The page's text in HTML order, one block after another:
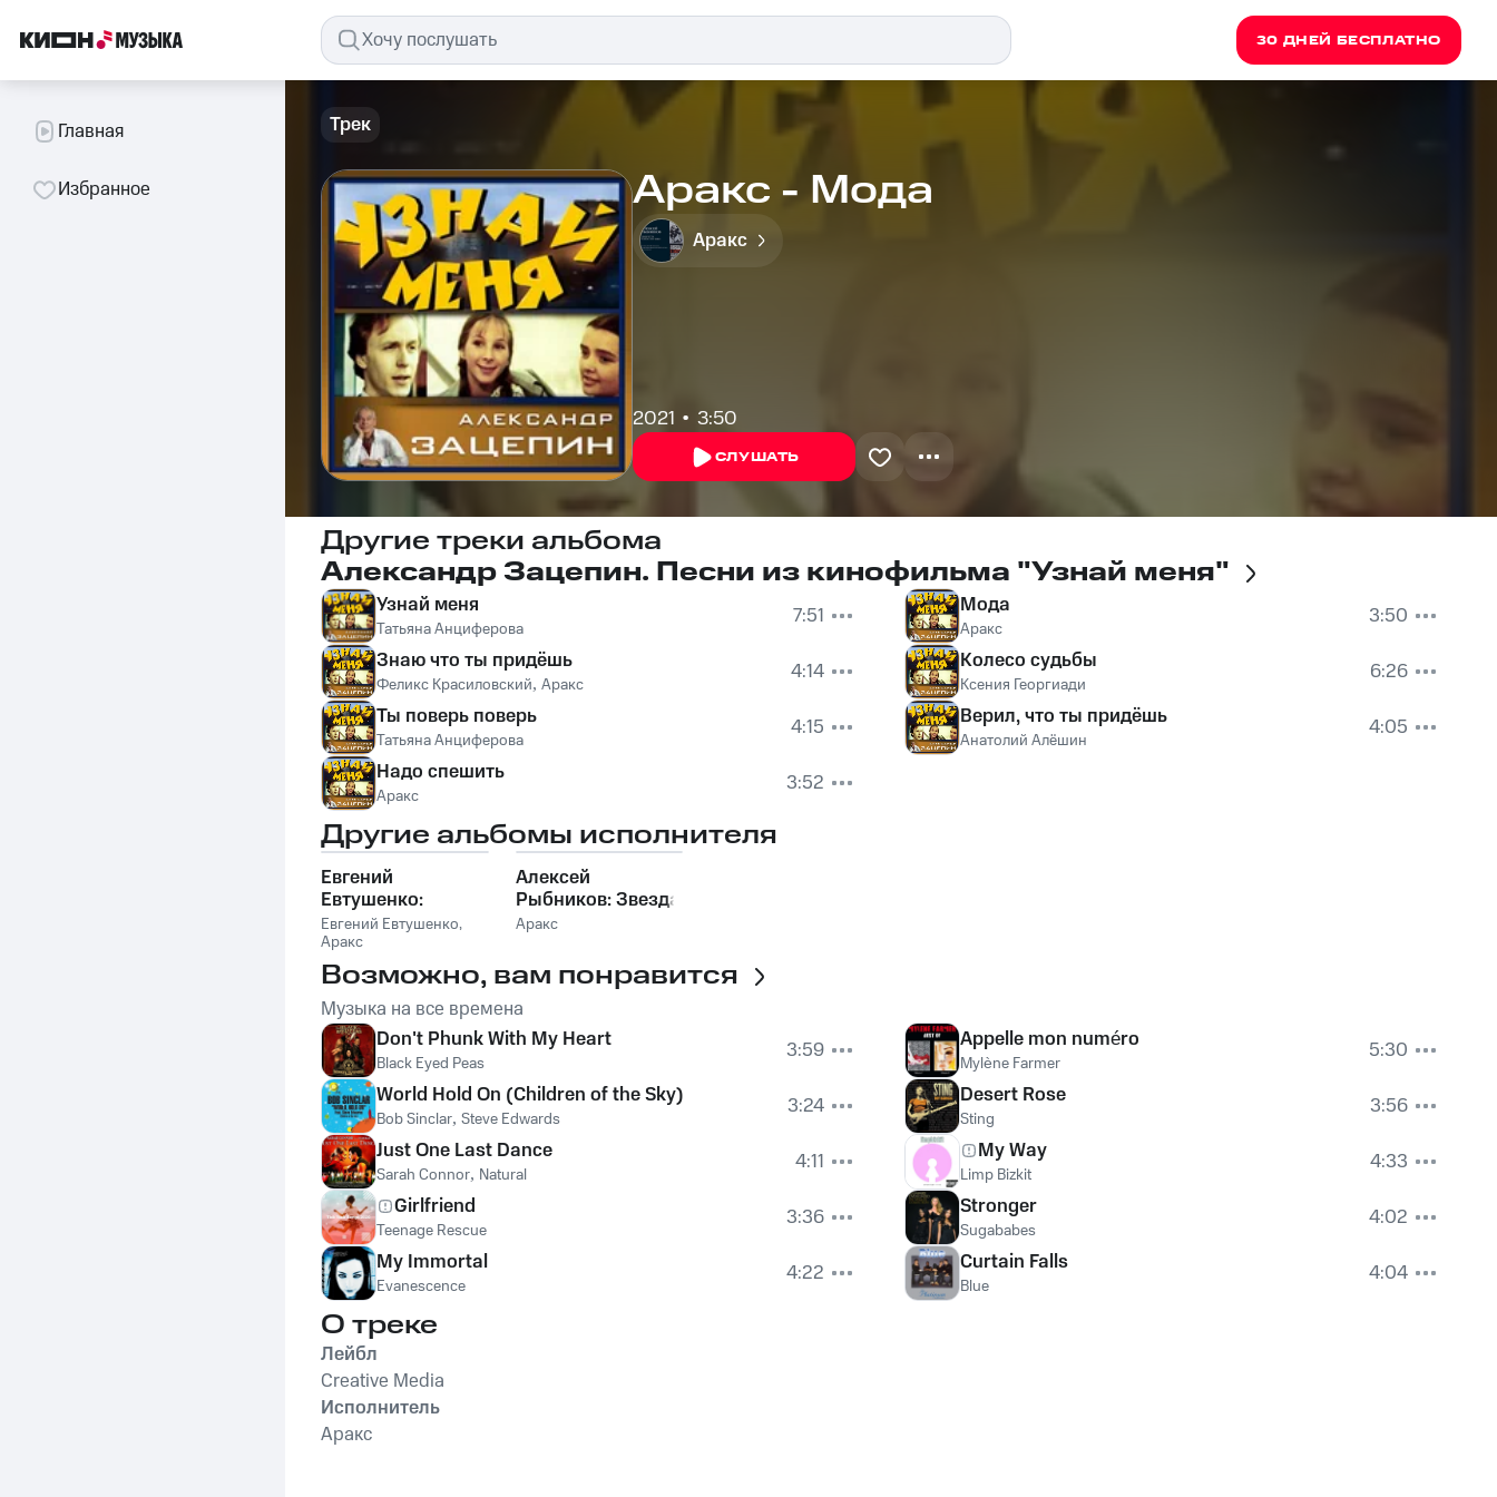
30 ДНЕЙ БЕСПЛАТНО
Главная
Избранное
Трек
Аракс - Мода
Аракс
2021 3:50
СЛУШАТЬ
Другие треки альбома
Александр Зацепин. Песни из кинофильма "Узнай меня"
Узнай меня
Татьяна Анциферова
7:51
Знаю что ты придёшь
Феликс Красиловский, Аракс
4:14
Ты поверь поверь
Татьяна Анциферова
4:15
Надо спешить
Аракс 3:52
Мода
Аракс
3:50
Колесо судьбы
Ксения Георгиади
6:26
Верил, что ты придёшь
Анатолий Алёшин 4:05
Другие альбомы исполнителя
Евгений
Евтушенко:
Исповедь
Евгений Евтушенко,
Аракс
Алексей
Рыбников: Звезда
и Смерть Хоакина
Аракс
Возможно, вам понравится
Музыка на все времена
Don't Phunk With My Heart
Black Eyed Peas
3:59
World Hold On (Children of the Sky)
Bob Sinclar, Steve Edwards
3:24
Just One Last Dance
Sarah Connor, Natural
4:11
Girlfriend
Teenage Rescue
3:36
My Immortal
Evanescence 4:22
Appelle mon numéro
Mylène Farmer
5:30
Desert Rose
Sting
3:56
My Way
Limp Bizkit
4:33
Stronger
Sugababes
4:02
Curtain Falls
Blue 4:04
О треке
Лейбл
Creative Media
Исполнитель
Аракс